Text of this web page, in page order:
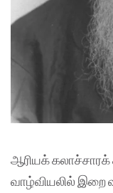
ஆரியக் கலாச்சாரக்
வாழ்வியலில் இறை